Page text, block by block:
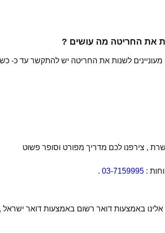
את החריטה מה עושים ?
לשנות את החריטה יש להתקשר עד כ-
, צירפנו לכם מדריך מפורט וסופר פשוט
:
03-7159995
.
באמצעות דואר רשום באמצעות דואר ישראל